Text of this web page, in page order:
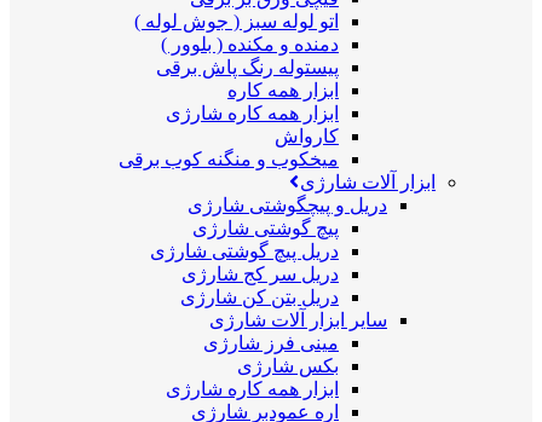
اتو لوله سبز ( جوش لوله )
دمنده و مکنده ( بلوور )
پیستوله رنگ پاش برقی
ابزار همه کاره
ابزار همه کاره شارژی
کارواش
میخکوب و منگنه کوب برقی
ابزار آلات شارژی
دریل و پیچگوشتی شارژی
پیچ گوشتی شارژی
دریل پیچ گوشتی شارژی
دریل سر کج شارژی
دریل بتن کن شارژی
سایر ابزار آلات شارژی
مینی فرز شارژی
بکس شارژی
ابزار همه کاره شارژی
اره عمودبر شارژی